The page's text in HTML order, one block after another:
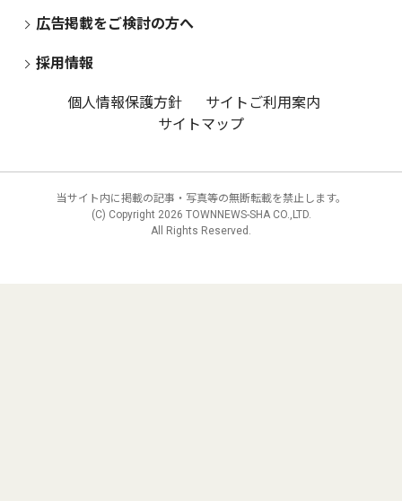
広告掲載をご検討の方へ
採用情報
個人情報保護方針
サイトご利用案内
サイトマップ
当サイト内に掲載の記事・写真等の無断転載を禁止します。
(C) Copyright 2026 TOWNNEWS-SHA CO.,LTD.
All Rights Reserved.